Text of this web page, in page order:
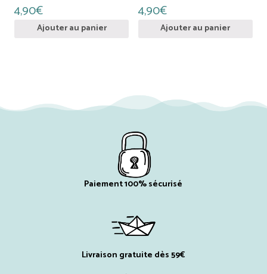
4,90€
Ajouter au panier
4,90€
Ajouter au panier
Paiement 100% sécurisé
Livraison gratuite dès 59€